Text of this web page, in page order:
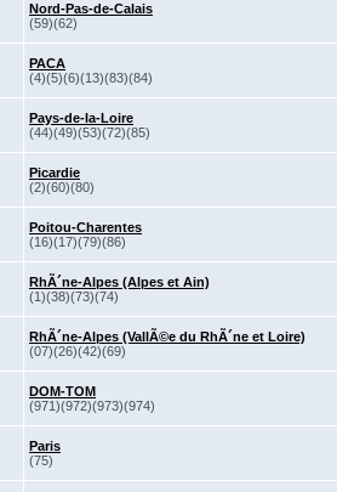
Nord-Pas-de-Calais
(59)(62)
PACA
(4)(5)(6)(13)(83)(84)
Pays-de-la-Loire
(44)(49)(53)(72)(85)
Picardie
(2)(60)(80)
Poitou-Charentes
(16)(17)(79)(86)
RhÃ´ne-Alpes (Alpes et Ain)
(1)(38)(73)(74)
RhÃ´ne-Alpes (VallÃ©e du RhÃ´ne et Loire)
(07)(26)(42)(69)
DOM-TOM
(971)(972)(973)(974)
Paris
(75)